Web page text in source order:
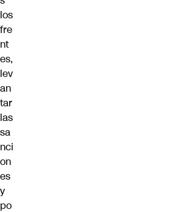
los
fre
nt
es,
lev
an
tar
las
sa
nci
on
es
y
po